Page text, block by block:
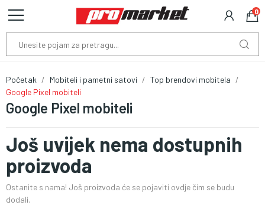
0
Google Pixel mobiteli
Početak Mobiteli i pametni satovi
Top brendovi mobitela
Google Pixel mobiteli
Još uvijek nema dostupnih
proizvoda
Ostanite s nama! Još proizvoda će se pojaviti ovdje čim se budu
dodali.